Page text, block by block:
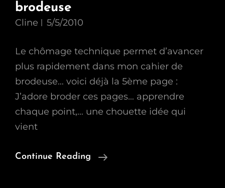
brodeuse
Cline 5/5/2010
Le chômage technique permet d’avancer
plus rapidement dans mon cahier de
brodeuse… voici déjà la 5ème page :
J’adore broder ces pages… apprendre
chaque point,… une chouette idée qui
vient
Continue Reading
5ème